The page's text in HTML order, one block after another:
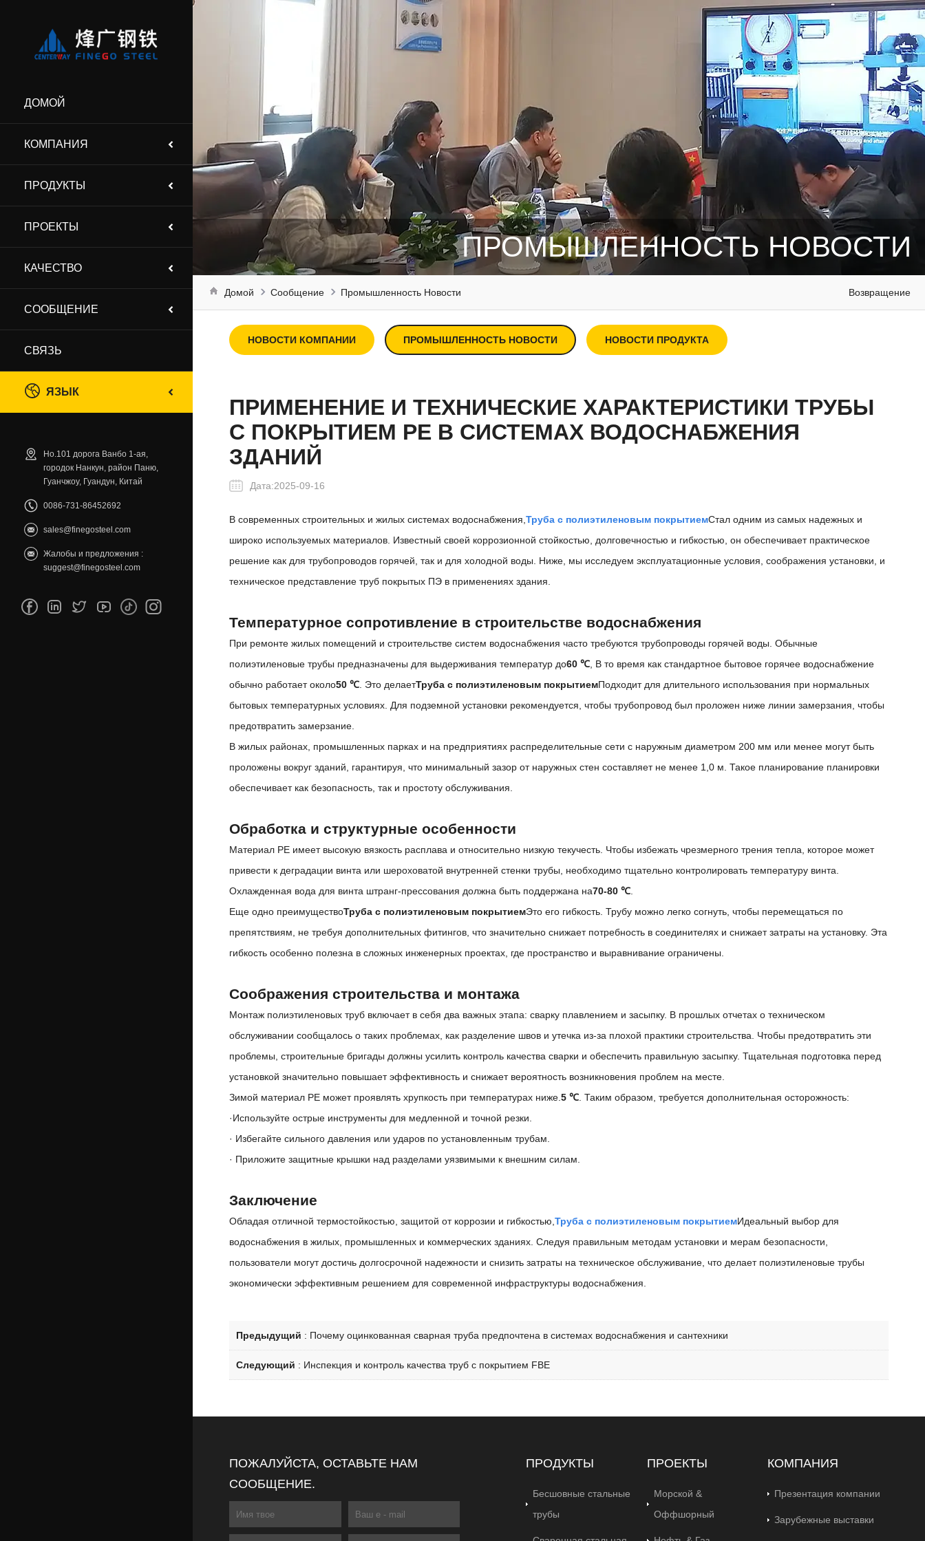
ДОМОЙ
КОМПАНИЯ
ПРОДУКТЫ
ПРОЕКТЫ
КАЧЕСТВО
СООБЩЕНИЕ
СВЯЗЬ
ЯЗЫК
Но.101 дорога Ванбо 1-ая,
городок Нанкун, район Паню,
Гуанчжоу, Гуандун, Китай
0086-731-86452692
sales@finegosteel.com
Жалобы и предложения :
suggest@finegosteel.com
ПРОМЫШЛЕННОСТЬ НОВОСТИ
Возвращение
Домой Сообщение Промышленность Новости
НОВОСТИ КОМПАНИИ ПРОМЫШЛЕННОСТЬ НОВОСТИ НОВОСТИ ПРОДУКТА
ПРИМЕНЕНИЕ И ТЕХНИЧЕСКИЕ ХАРАКТЕРИСТИКИ ТРУБЫ
С ПОКРЫТИЕМ PE В СИСТЕМАХ ВОДОСНАБЖЕНИЯ
ЗДАНИЙ
Дата:2025-09-16
В современных строительных и жилых системах водоснабжения,Труба с полиэтиленовым покрытиемСтал одним из самых надежных и
широко используемых материалов. Известный своей коррозионной стойкостью, долговечностью и гибкостью, он обеспечивает практическое
решение как для трубопроводов горячей, так и для холодной воды. Ниже, мы исследуем эксплуатационные условия, соображения установки, и
техническое представление труб покрытых ПЭ в применениях здания.
Температурное сопротивление в строительстве водоснабжения
При ремонте жилых помещений и строительстве систем водоснабжения часто требуются трубопроводы горячей воды. Обычные
полиэтиленовые трубы предназначены для выдерживания температур до60 ℃ , В то время как стандартное бытовое горячее водоснабжение
обычно работает около50 ℃ . Это делаетТруба с полиэтиленовым покрытиемПодходит для длительного использования при нормальных
бытовых температурных условиях. Для подземной установки рекомендуется, чтобы трубопровод был проложен ниже линии замерзания, чтобы
предотвратить замерзание.
В жилых районах, промышленных парках и на предприятиях распределительные сети с наружным диаметром 200 мм или менее могут быть
проложены вокруг зданий, гарантируя, что минимальный зазор от наружных стен составляет не менее 1,0 м. Такое планирование планировки
обеспечивает как безопасность, так и простоту обслуживания.
Обработка и структурные особенности
Материал PE имеет высокую вязкость расплава и относительно низкую текучесть. Чтобы избежать чрезмерного трения тепла, которое может
привести к деградации винта или шероховатой внутренней стенки трубы, необходимо тщательно контролировать температуру винта.
Охлажденная вода для винта штранг-прессования должна быть поддержана на70-80 ℃
Еще одно преимуществоТруба с полиэтиленовым покрытиемЭто его гибкость. Трубу можно легко согнуть, чтобы перемещаться по
препятствиям, не требуя дополнительных фитингов, что значительно снижает потребность в соединителях и снижает затраты на установку. Эта
гибкость особенно полезна в сложных инженерных проектах, где пространство и выравнивание ограничены.
Соображения строительства и монтажа
Монтаж полиэтиленовых труб включает в себя два важных этапа: сварку плавлением и засыпку. В прошлых отчетах о техническом
обслуживании сообщалось о таких проблемах, как разделение швов и утечка из-за плохой практики строительства. Чтобы предотвратить эти
проблемы, строительные бригады должны усилить контроль качества сварки и обеспечить правильную засыпку. Тщательная подготовка перед
установкой значительно повышает эффективность и снижает вероятность возникновения проблем на месте.
Зимой материал PE может проявлять хрупкость при температурах ниже.5 ℃ . Таким образом, требуется дополнительная осторожность:
·Используйте острые инструменты для медленной и точной резки.
· Избегайте сильного давления или ударов по установленным трубам.
· Приложите защитные крышки над разделами уязвимыми к внешним силам.
Заключение
Обладая отличной термостойкостью, защитой от коррозии и гибкостью,Труба с полиэтиленовым покрытиемИдеальный выбор для
водоснабжения в жилых, промышленных и коммерческих зданиях. Следуя правильным методам установки и мерам безопасности,
пользователи могут достичь долгосрочной надежности и снизить затраты на техническое обслуживание, что делает полиэтиленовые трубы
экономически эффективным решением для современной инфраструктуры водоснабжения.
Предыдущий : Почему оцинкованная сварная труба предпочтена в системах водоснабжения и сантехники
Следующий : Инспекция и контроль качества труб с покрытием FBE
ПОЖАЛУЙСТА, ОСТАВЬТЕ НАМ
СООБЩЕНИЕ.
ПРОДУКТЫ
Бесшовные стальные
трубы
ПРОЕКТЫ
Морской &
Оффшорный
КОМПАНИЯ
Презентация компании
Зарубежные выставки